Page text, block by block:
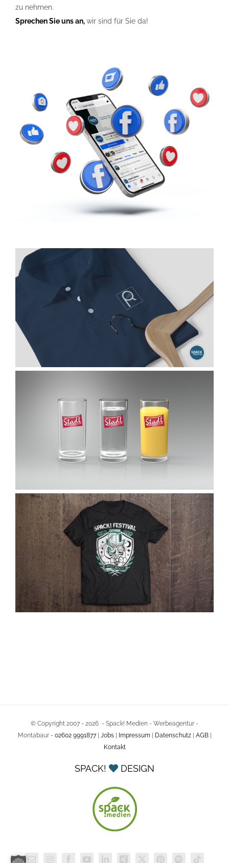
zu nehmen.
Sprechen Sie uns an,wir sind für Sie da!
© Copyright 2007 - 2026 - Spack! Medien - Werbeagentur -
Montabaur - 02602 9991877| Jobs| Impressum| Datenschutz| AGB|
Kontakt
SPACK! DESIGN